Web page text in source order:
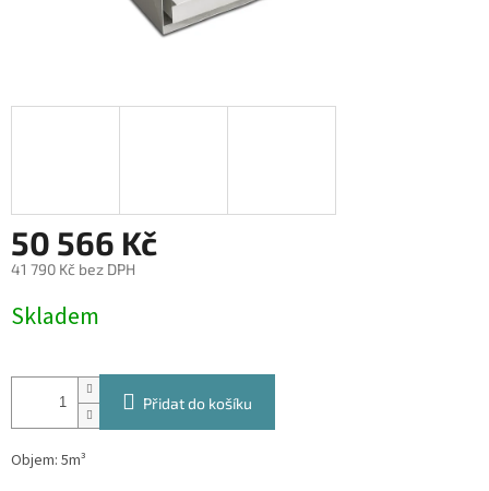
50 566 Kč
41 790 Kč bez DPH
cena:
Skladem
Přidat do košíku
Objem: 5m³